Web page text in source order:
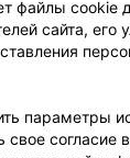
файлы cookie
сайта, его
параметры
свое согласие